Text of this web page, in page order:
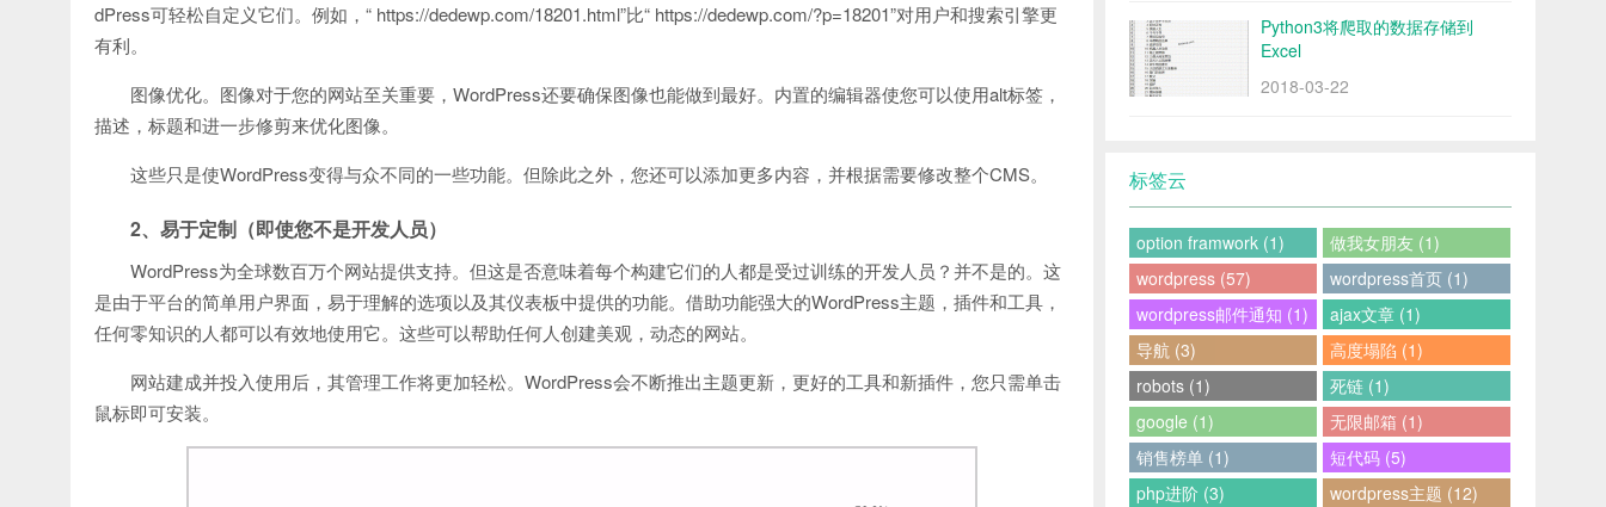
dPress可轻松自定义它们。例如，“ https://dedewp.com/18201.html”比“ https://dedewp.com/?p=18201”对用户和搜索引擎更
有利。
图像优化。图像对于您的网站至关重要，WordPress还要确保图像也能做到最好。内置的编辑器使您可以使用alt标签，
描述，标题和进一步修剪来优化图像。
这些只是使WordPress变得与众不同的一些功能。但除此之外，您还可以添加更多内容，并根据需要修改整个CMS。
2、易于定制（即使您不是开发人员）
WordPress为全球数百万个网站提供支持。但这是否意味着每个构建它们的人都是受过训练的开发人员？并不是的。这
是由于平台的简单用户界面，易于理解的选项以及其仪表板中提供的功能。借助功能强大的WordPress主题，插件和工具，
任何零知识的人都可以有效地使用它。这些可以帮助任何人创建美观，动态的网站。
网站建成并投入使用后，其管理工作将更加轻松。WordPress会不断推出主题更新，更好的工具和新插件，您只需单击
鼠标即可安装。
Python3将爬取的数据存储到
Excel
2018-03-22
标签云
option framwork (1)
做我女朋友 (1)
wordpress (57)
wordpress首页 (1)
wordpress邮件通知 (1)
ajax文章 (1)
导航 (3)
高度塌陷 (1)
robots (1)
死链 (1)
google (1)
无限邮箱 (1)
销售榜单 (1)
短代码 (5)
php进阶 (3)
wordpress主题 (12)